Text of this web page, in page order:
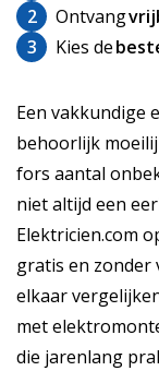
2
Ontvang
3
Kies de
Een vakkundige
behoorlijk
fors aantal
niet altijd een
Elektricien.com
gratis en zonder
elkaar
met
die jarenlang